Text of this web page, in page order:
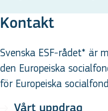
Kontakt
Svenska ESF-rådet* är
den Europeiska
för Europeiska
Vårt uppdrag